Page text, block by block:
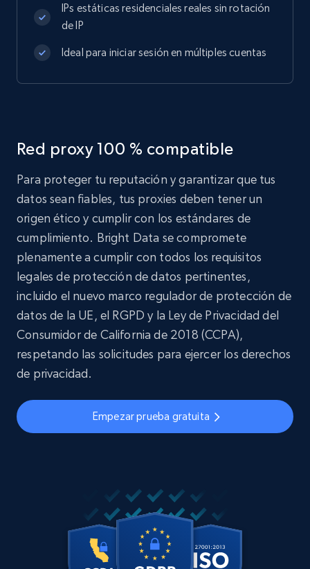
IPs estáticas residenciales reales sin rotación
de IP
Ideal para iniciar sesión en múltiples cuentas
Red proxy 100 % compatible
Para proteger tu reputación y garantizar que tus
datos sean fiables, tus proxies deben tener un
origen ético y cumplir con los estándares de
cumplimiento. Bright Data se compromete
plenamente a cumplir con todos los requisitos
legales de protección de datos pertinentes,
incluido el nuevo marco regulador de protección de
datos de la UE, el RGPD y la Ley de Privacidad del
Consumidor de California de 2018 (CCPA),
respetando las solicitudes para ejercer los derechos
de privacidad.
Empezar prueba gratuita